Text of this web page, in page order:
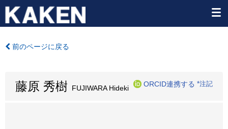
前のページに戻る
藤原 秀樹 FUJIWARA Hideki
ORCID連携する *注記